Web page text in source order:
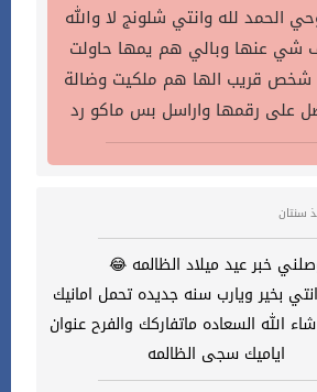
الحمد لله وانتي شلونج لا والله
شي عنها وبالي هم يمها حاولت
شخص قريب الها هم ملكيت وضالة
سنتان
خبر عيد ميلاد الظالمه 😂
بخير ويارب سنه جديده تحمل امانيك
الله السعاده ماتفاركك والفرح عنوان
اياميك سجى الظالمه